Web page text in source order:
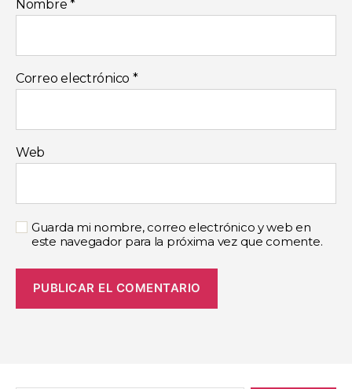
Nombre*
Correo electrónico *
Web
Guarda mi nombre, correo electrónico y web en
este navegador para la próxima vez que comente.